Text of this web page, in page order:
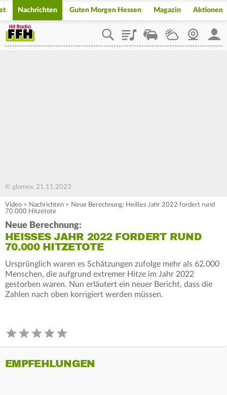
Nachrichten Guten Morgen Hessen Magazin Aktionen
PlaylistStaupilotWetterWebcam
© glomex, 21.11.2023
Video > Nachrichten > Neue Berechnung: Heißes Jahr 2022 fordert rund
70.000 Hitzetote
Neue Berechnung:
HEISSES JAHR 2022 FORDERT RUND 7
0.000 HITZETOTE
Ursprünglich waren es Schätzungen zufolge mehr als 62.000
Menschen, die aufgrund extremer Hitze im Jahr 2022
gestorben waren. Nun erläutert ein neuer Bericht, dass die
Zahlen nach oben korrigiert werden müssen.
EMPFEHLUNGEN